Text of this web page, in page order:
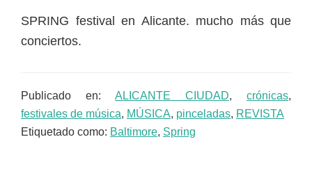
SPRING festival en Alicante. mucho más que
conciertos.
Publicado en: ALICANTE CIUDAD, crónicas,
festivales de música, MÚSICA, pinceladas, REVISTA
Etiquetado como: Baltimore, Spring